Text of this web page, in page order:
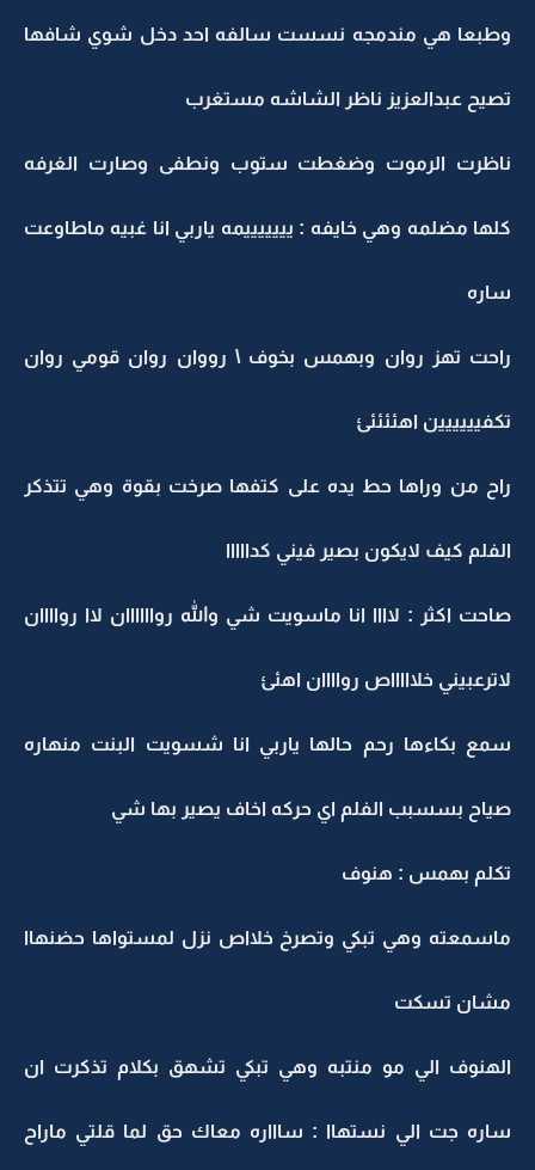
وطبعا هي مندمجه نسست سالفه احد دخل شوي شافها
تصيح عبدالعزيز ناظر الشاشه مستغرب
ناظرت الرموت وضغطت ستوب ونطفى وصارت الغرفه
كلها مضلمه وهي خايفه : يييييييمه ياربي انا غبيه ماطاوعت
ساره
راحت تهز روان وبهمس بخوف \ رووان روان قومي روان
تكفيييييين اهئئئئئ
راح من وراها حط يده على كتفها صرخت بقوة وهي تتذكر
الفلم كيف لايكون بصير فيني كدااااا
صاحت اكثر : لاااا انا ماسويت شي والله رواااااان لاا رواااان
لاترعبيني خلاااااص رواااان اهئئ
سمع بكاءها رحم حالها ياربي انا شسويت البنت منهاره
صياح بسسبب الفلم اي حركه اخاف يصير بها شي
تكلم بهمس : هنوف
ماسمعته وهي تبكي وتصرخ خلااص نزل لمستواها حضنهاا
مشان تسكت
الهنوف الي مو منتبه وهي تبكي تشهق بكلام تذكرت ان
ساره جت الي نستهاا : ساااره معاك حق لما قلتي ماراح